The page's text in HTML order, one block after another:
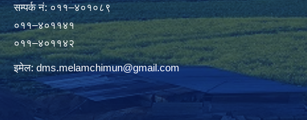
सम्पर्क न‌ं: ०११–४०१०८९
०११–४०११४१
०११–४०११४२
इमेल:dms.melamchimun@gmail.com